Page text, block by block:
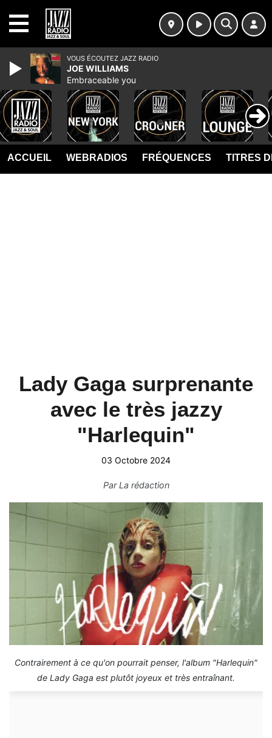
ACCUEIL WEBRADIOS FRÉQUENCES TITRES
Lady Gaga surprenante
avec le très jazzy
"Harlequin"
03 Octobre 2024
ParLa rédaction
Contrairement à ce qu'on pourrait penser, l'album "Harlequin"
de Lady Gaga est plutôt joyeux et très entraînant.
VOUS ÉCOUTEZ JAZZ RADIO
JOE WILLIAMS
Embraceable you